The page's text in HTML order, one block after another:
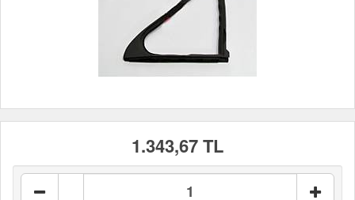
1.343,67 TL